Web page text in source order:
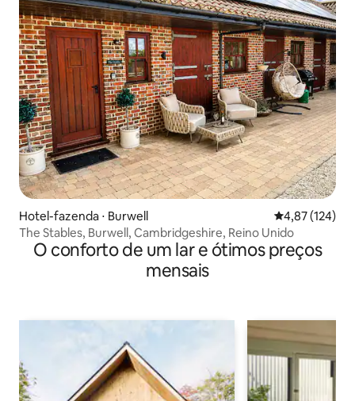
Hotel-fazenda ⋅ Burwell 4,87 de uma
4,87 (124)
The Stables, Burwell, Cambridgeshire, Reino Unido
O conforto de um lar e ótimos preços
mensais